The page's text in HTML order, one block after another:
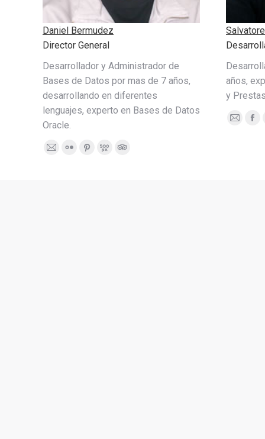
Daniel Bermudez
Director General
Desarrollador y Administrador de
Bases de Datos por mas de 7 años,
desarrollando en diferentes
lenguajes, experto en Bases de Datos
Oracle.
E-
FlickrPinterest
500pxTripAdvisor
años,
y
E-